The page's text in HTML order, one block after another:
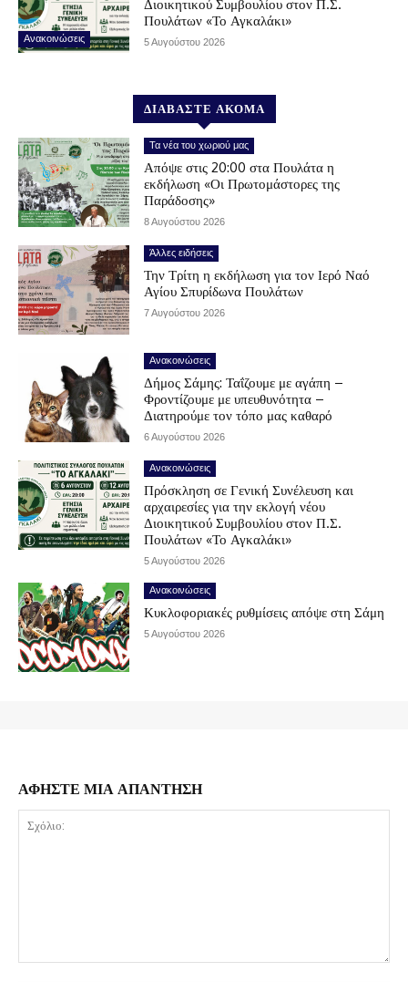
Ανακοινώσεις
Διοικητικού Συμβουλίου στον Π.Σ.
Πουλάτων «Το Αγκαλάκι»
5 Αυγούστου 2026
ΔΙΑΒΑΣΤΕ ΑΚΟΜΑ
Τα νέα του χωριού μας
Απόψε στις 20:00 στα Πουλάτα η
εκδήλωση «Οι Πρωτομάστορες της
Παράδοσης»
8 Αυγούστου 2026
Άλλες ειδήσεις
Την Τρίτη η εκδήλωση για τον Ιερό Ναό
Αγίου Σπυρίδωνα Πουλάτων
7 Αυγούστου 2026
Ανακοινώσεις
Δήμος Σάμης: Ταΐζουμε με αγάπη –
Φροντίζουμε με υπευθυνότητα –
Διατηρούμε τον τόπο μας καθαρό
6 Αυγούστου 2026
Ανακοινώσεις
Πρόσκληση σε Γενική Συνέλευση και
αρχαιρεσίες για την εκλογή νέου
Διοικητικού Συμβουλίου στον Π.Σ.
Πουλάτων «Το Αγκαλάκι»
5 Αυγούστου 2026
Ανακοινώσεις
Κυκλοφοριακές ρυθμίσεις απόψε στη Σάμη
5 Αυγούστου 2026
ΑΦΗΣΤΕ ΜΙΑ ΑΠΑΝΤΗΣΗ